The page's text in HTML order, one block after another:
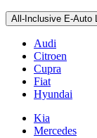
All-Inclusive E-Auto
Audi
Citroen
Cupra
Fiat
Hyundai
Kia
Mercedes